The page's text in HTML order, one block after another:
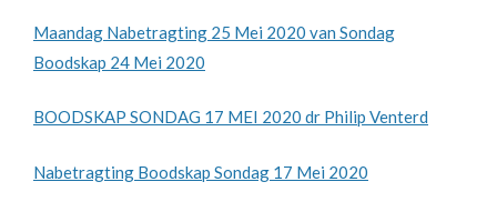
Maandag Nabetragting 25 Mei 2020 van Sondag
Boodskap 24 Mei 2020
BOODSKAP SONDAG 17 MEI 2020 dr Philip Venterd
Nabetragting Boodskap Sondag 17 Mei 2020